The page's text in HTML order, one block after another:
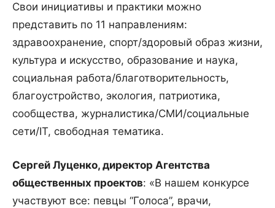
Свои инициативы и практики можно
представить по 11 направлениям:
здравоохранение, спорт/здоровый образ жизни,
культура и искусство, образование и наука,
социальная работа/благотворительность,
благоустройство, экология, патриотика,
сообщества, журналистика/СМИ/социальные
сети/IT, свободная тематика.
Сергей Луценко, директор Агентства
общественных проектов: «В нашем конкурсе
участвуют все: певцы “Голоса”, врачи,